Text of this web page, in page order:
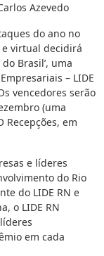
Azevedo
do ano no
e virtual decidirá
Brasil’, uma
– LIDE
vencedores serão
(uma
Recepções, em
e líderes
do Rio
do LIDE RN e
o LIDE RN
em cada